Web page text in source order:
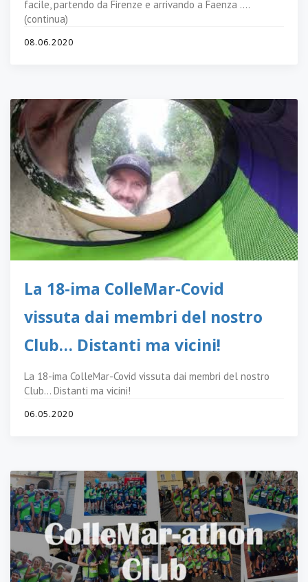
facile, partendo da Firenze e arrivando a Faenza ….
(continua)
08.06.2020
La 18-ima ColleMar-Covid
vissuta dai membri del nostro
Club… Distanti ma vicini!
La 18-ima ColleMar-Covid vissuta dai membri del nostro
Club… Distanti ma vicini!
06.05.2020